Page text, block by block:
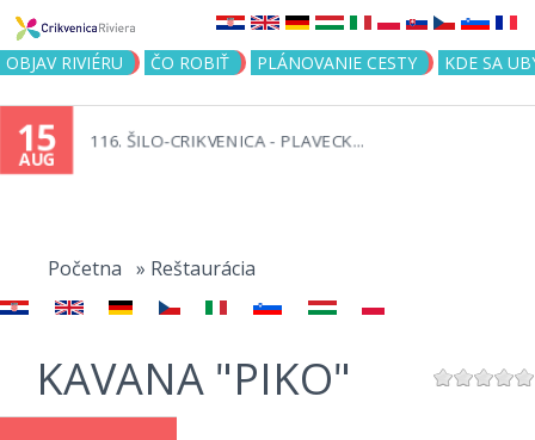
Jump to navigation
OBJAV RIVIÉRU ČO ROBIŤ PLÁNOVANIE CESTY KDE SA
15
AUG
116. ŠILO-CRIKVENICA - PLAVECK...
here
Početna » Reštaurácia
KAVANA "PIKO"